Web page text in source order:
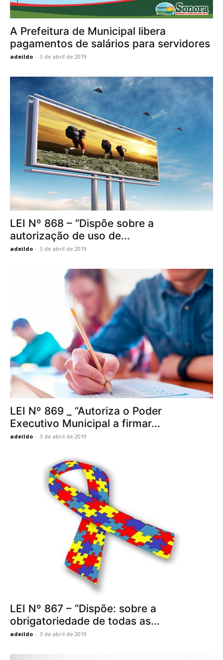
A Prefeitura de Municipal libera
pagamentos de salários para servidores
adeildo - 3 de abril de 2019
LEI Nº 868 – “Dispõe sobre a
autorização de uso de...
adeildo - 3 de abril de 2019
LEI Nº 869 _ “Autoriza o Poder
Executivo Municipal a firmar...
adeildo - 3 de abril de 2019
LEI Nº 867 – “Dispõe: sobre a
obrigatoriedade de todas as...
adeildo - 3 de abril de 2019